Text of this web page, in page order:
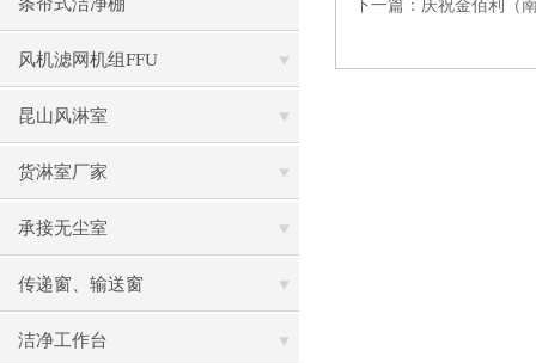
风机滤网机组FFU
昆山风淋室
货淋室厂家
承接无尘室
传递窗、输送窗
洁净工作台
下一篇： 庆祝金佰利（